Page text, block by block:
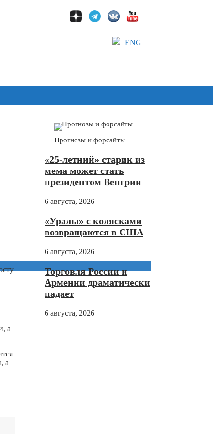
ENG
а
а
Прогнозы и форсайты
«25-летний» старик из
мема может стать
президентом Венгрии
6 августа, 2026
«Уралы» с колясками
возвращаются в США
6 августа, 2026
Торговля России и
Армении драматически
падает
6 августа, 2026